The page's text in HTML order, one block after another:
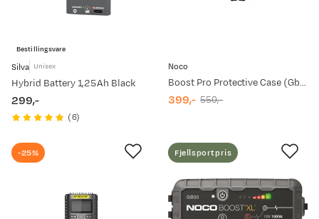
Bestillingsvare
Silva Unisex
Hybrid Battery 1,25Ah Black
price
299,-
(6)
Noco
Boost Pro Protective Case (Gbx75)
discounted
399,-
original550,-
-25% Fjellsportpris